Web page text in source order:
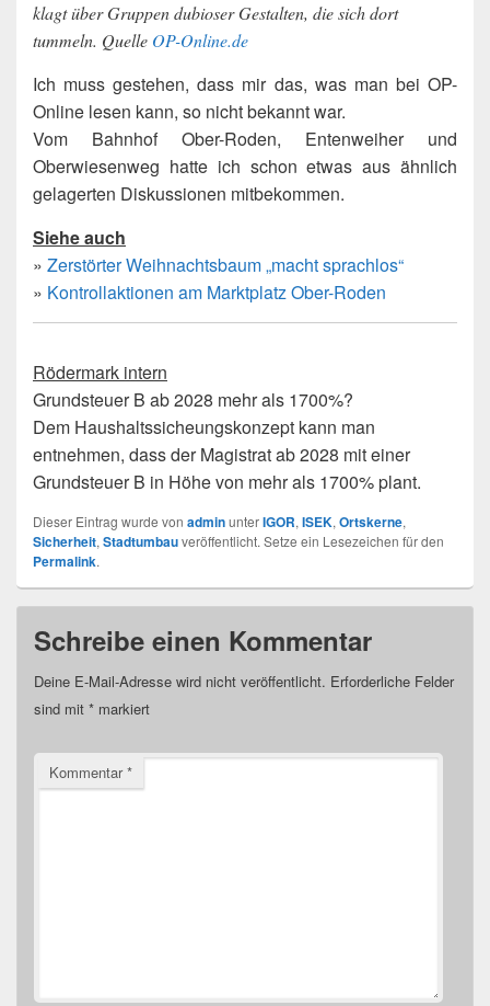
klagt über Gruppen dubioser Gestalten, die sich dort
tummeln. Quelle OP-Online.de
Ich muss gestehen, dass mir das, was man bei OP-
Online lesen kann, so nicht bekannt war.
Vom Bahnhof Ober-Roden, Entenweiher und
Oberwiesenweg hatte ich schon etwas aus ähnlich
gelagerten Diskussionen mitbekommen.
Siehe auch
» Zerstörter Weihnachtsbaum „macht sprachlos“
» Kontrollaktionen am Marktplatz Ober-Roden
Rödermark intern
Grundsteuer B ab 2028 mehr als 1700%?
Dem Haushaltssicheungskonzept kann man
entnehmen, dass der Magistrat ab 2028 mit einer
Grundsteuer B in Höhe von mehr als 1700% plant.
Dieser Eintrag wurde von adminunterIGOR,ISEK,Ortskerne,
Sicherheit,Stadtumbauveröffentlicht. Setze ein Lesezeichen für den
Permalink.
Schreibe einen Kommentar
Deine E-Mail-Adresse wird nicht veröffentlicht. Erforderliche Felder
sind mit * markiert
Kommentar*